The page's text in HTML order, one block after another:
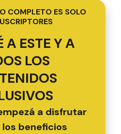
COMPLETO ES SOLO
A ESTE Y A
LOS
a disfrutar
beneficios